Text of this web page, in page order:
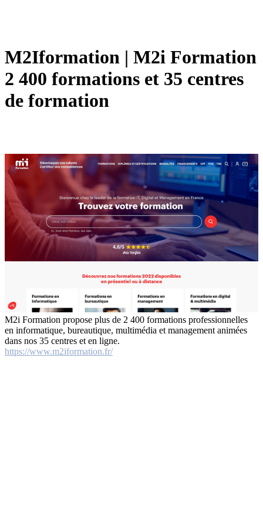
M2Iformation | M2i Formation
2 400 formations et 35 centres
de formation
M2i Formation propose plus de 2 400 formations professionnelles
en informatique, bureautique, multimédia et management animées
dans nos 35 centres et en ligne.
https://www.m2iformation.fr/